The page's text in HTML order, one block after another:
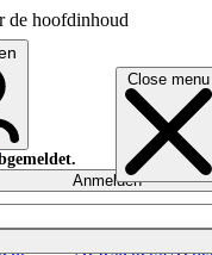
de hoofdinhoud
Close menu
NewslettersEvents
Anmelden